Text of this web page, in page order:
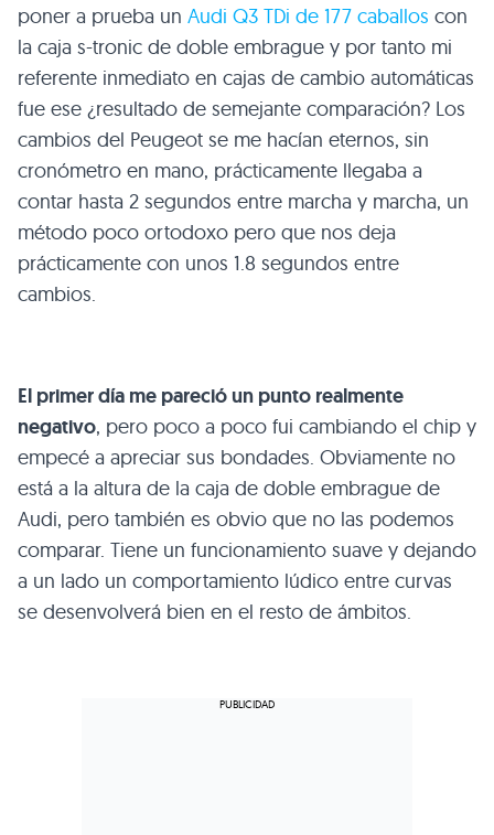
poner a prueba un Audi Q3 TDi de 177 caballos con
la caja s-tronic de doble embrague y por tanto mi
referente inmediato en cajas de cambio automáticas
fue ese ¿resultado de semejante comparación? Los
cambios del Peugeot se me hacían eternos, sin
cronómetro en mano, prácticamente llegaba a
contar hasta 2 segundos entre marcha y marcha, un
método poco ortodoxo pero que nos deja
prácticamente con unos 1.8 segundos entre
cambios.
El primer día me pareció un punto realmente
negativo, pero poco a poco fui cambiando el chip y
empecé a apreciar sus bondades. Obviamente no
está a la altura de la caja de doble embrague de
Audi, pero también es obvio que no las podemos
comparar. Tiene un funcionamiento suave y dejando
a un lado un comportamiento lúdico entre curvas
se desenvolverá bien en el resto de ámbitos.